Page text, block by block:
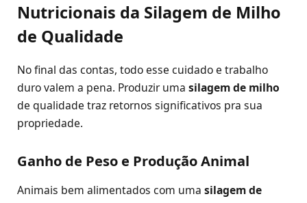
Nutricionais da Silagem de Milho
de Qualidade
No final das contas, todo esse cuidado e trabalho
duro valem a pena. Produzir uma silagem de milho
de qualidade traz retornos significativos pra sua
propriedade.
Ganho de Peso e Produção Animal
Animais bem alimentados com uma silagem de